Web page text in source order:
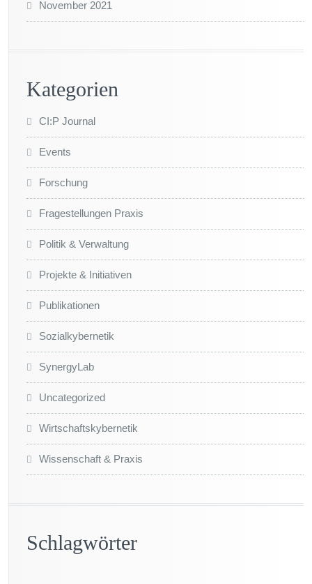
November 2021
Kategorien
CI:P Journal
Events
Forschung
Fragestellungen Praxis
Politik & Verwaltung
Projekte & Initiativen
Publikationen
Sozialkybernetik
SynergyLab
Uncategorized
Wirtschaftskybernetik
Wissenschaft & Praxis
Schlagwörter